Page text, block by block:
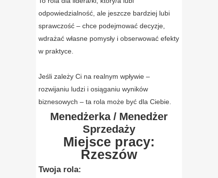
odpowiedzialność, ale jeszcze bardziej lubi
sprawczość – chce podejmować decyzje,
wdrażać własne pomysły i obserwować efekty
w praktyce.
Jeśli zależy Ci na realnym wpływie –
rozwijaniu ludzi i osiąganiu wyników
biznesowych – ta rola może być dla Ciebie.
Menedżerka / Menedżer
Sprzedaży
Miejsce pracy:
Rzeszów
Twoja rola: